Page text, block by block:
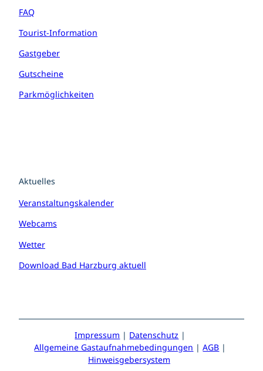
FAQ
Tourist-Information
Gastgeber
Gutscheine
Parkmöglichkeiten
Aktuelles
Veranstaltungskalender
Webcams
Wetter
Download Bad Harzburg aktuell
Impressum
Datenschutz
Allgemeine Gastaufnahmebedingungen
AGB
Hinweisgebersystem